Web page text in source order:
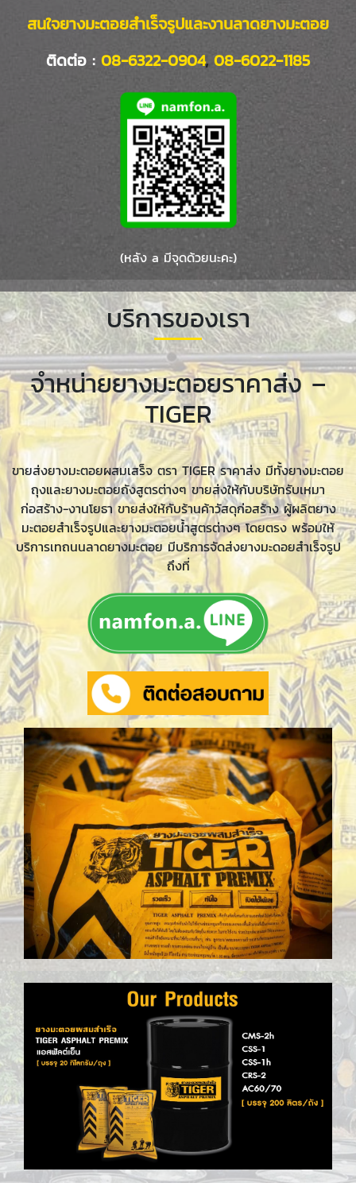
สนใจยางมะตอยสำเร็จรูปและงานลาดยางมะตอย
ติดต่อ : 08-6322-0904, 08-6022-1185
(หลัง a มีจุดด้วยนะคะ)
บริการของเรา
จำหน่ายยางมะตอยราคาส่ง –
TIGER
ขายส่งยางมะตอยผสมเสร็จ ตรา TIGER ราคาส่ง มีทั้งยางมะตอย
ถุงและยางมะตอยถังสูตรต่างๆ ขายส่งให้กับบริษัทรับเหมา
ก่อสร้าง-งานโยธา ขายส่งให้กับร้านค้าวัสดุก่อสร้าง ผู้ผลิตยาง
มะตอยสำเร็จรูปและยางมะตอยน้ำสูตรต่างๆ โดยตรง พร้อมให้
บริการเทถนนลาดยางมะตอย มีบริการจัดส่งยางมะดอยสำเร็จรูป
ถึงที่